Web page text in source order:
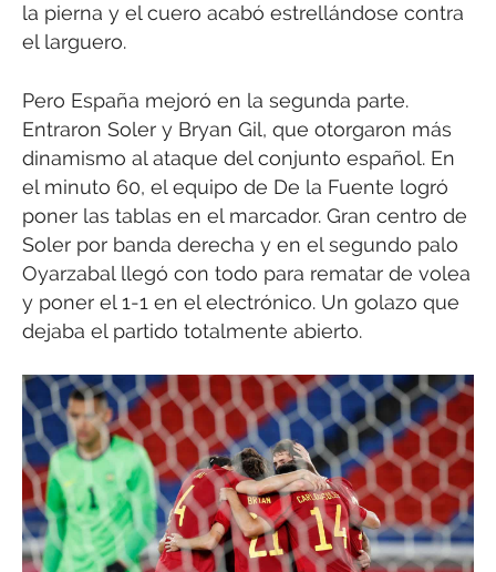
la pierna y el cuero acabó estrellándose contra
el larguero.
Pero España mejoró en la segunda parte.
Entraron Soler y Bryan Gil, que otorgaron más
dinamismo al ataque del conjunto español. En
el minuto 60, el equipo de De la Fuente logró
poner las tablas en el marcador. Gran centro de
Soler por banda derecha y en el segundo palo
Oyarzabal llegó con todo para rematar de volea
y poner el 1-1 en el electrónico. Un golazo que
dejaba el partido totalmente abierto.